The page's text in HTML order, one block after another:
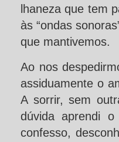
lhaneza que tem
às “ondas
que mantivemos.
Ao nos
assiduamente o
A sorrir, sem
dúvida aprendi
confesso,